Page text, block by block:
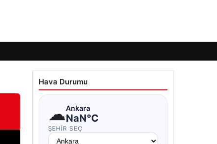
Hava Durumu
☁Ankara
NaN°C
ŞEHIR SEÇ